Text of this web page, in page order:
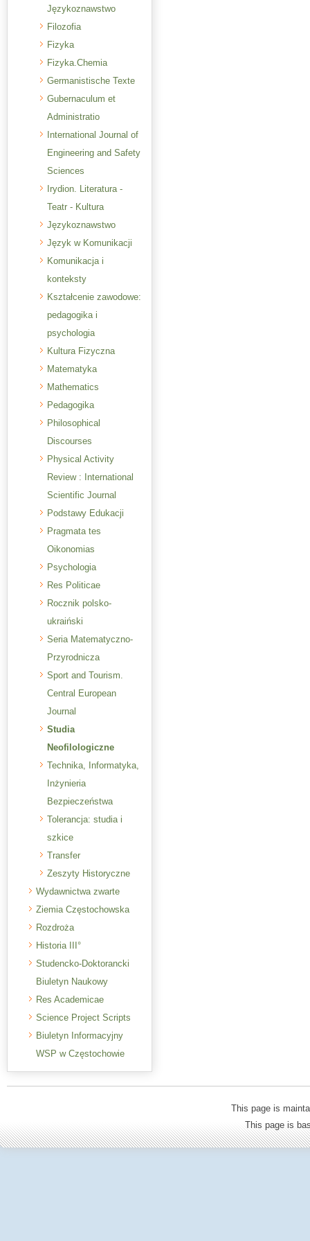
Językoznawstwo
Filozofia
Fizyka
Fizyka.Chemia
Germanistische Texte
Gubernaculum et
Administratio
International Journal of
Engineering and Safety
Sciences
Irydion. Literatura -
Teatr - Kultura
Językoznawstwo
Język w Komunikacji
Komunikacja i
konteksty
Kształcenie zawodowe:
pedagogika i
psychologia
Kultura Fizyczna
Matematyka
Mathematics
Pedagogika
Philosophical
Discourses
Physical Activity
Review : International
Scientific Journal
Podstawy Edukacji
Pragmata tes
Oikonomias
Psychologia
Res Politicae
Rocznik polsko-
ukraiński
Seria Matematyczno-
Przyrodnicza
Sport and Tourism.
Central European
Journal
Studia
Neofilologiczne
Technika, Informatyka,
Inżynieria
Bezpieczeństwa
Tolerancja: studia i
szkice
Transfer
Zeszyty Historyczne
Wydawnictwa zwarte
Ziemia Częstochowska
Rozdroża
Historia III°
Studencko-Doktorancki
Biuletyn Naukowy
Res Academicae
Science Project Scripts
Biuletyn Informacyjny
WSP w Częstochowie
This page is
This page is